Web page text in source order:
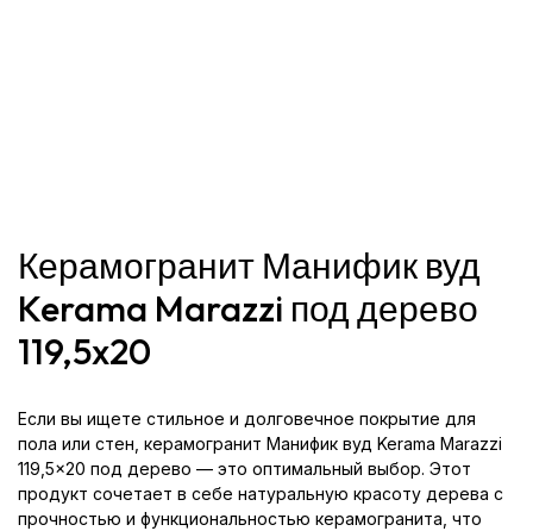
Керамогранит Манифик вуд
Kerama Marazzi под дерево
119,5x20
Если вы ищете стильное и долговечное покрытие для
пола или стен, керамогранит Манифик вуд Kerama Marazzi
119,5x20 под дерево — это оптимальный выбор. Этот
продукт сочетает в себе натуральную красоту дерева с
прочностью и функциональностью керамогранита, что